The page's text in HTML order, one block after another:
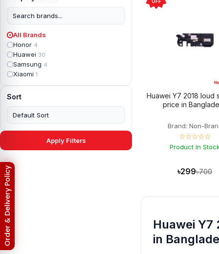
Apple iPad Battery
Apple iPad Display
Apple iPad mini 2
Apple iPad Mini 3
Apple iPad mini 4
Apple iPad Pro 10.5
Apple iPad Pro 11
Apple iPad Pro 12.96
Apple iPad Pro 12.9 2nd Gen
Apple iPad Pro 9.7 (2016)6
Apple iPad Pro 9.7 (2018)
4
Asus ROG Phone 2
Asus ROG Phone 5
Asus ROG Phone 8
All Brands
Honor 4
Huawei 30
Samsung 4
Xiaomi 1
Sort
Apply Filters
Huawei Y7 2018 loud
price in
Brand: Non-
☆☆☆☆☆
Product In
৳299৳700
Huawei Y7
in
Return & Refund Policy